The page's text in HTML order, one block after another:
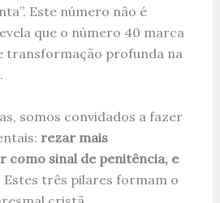
Este número não é
que o número 40 marca
transformação profunda na
somos convidados a fazer
rezar mais
como sinal de penitência, e
Estes três pilares formam o